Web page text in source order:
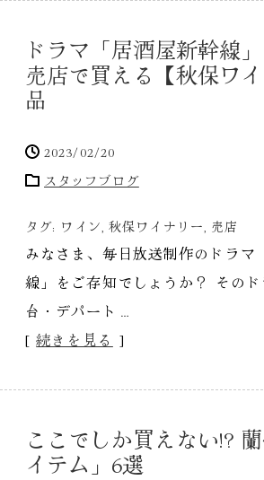
ドラマ「居酒屋新幹線
売店で買える【秋保ワ
品
2023/02/20
スタッフブログ
タグ: ワイン ,秋保ワイナリー 売店
みなさま、毎日放送制作のドラマ
線」をご存知でしょうか？ その
台・デパート…
[続きを見る ]
ここでしか買えない!?
イテム」6選